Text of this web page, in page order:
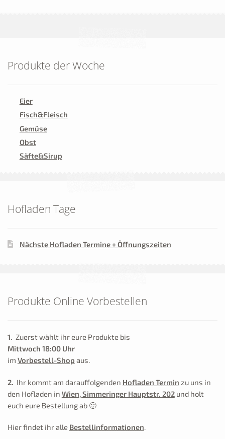
Produkte der Woche
Eier
Fisch&Fleisch
Gemüse
Obst
Säfte&Sirup
Hofladen Tage
Nächste Hofladen Termine + Öffnungszeiten
Produkte Online Vorbestellen
1.
Zuerst wählt ihr eure Produkte bis
Mittwoch 18:00 Uhr
im Vorbestell-Shop aus.
2. Ihr kommt am darauffolgenden Hofladen Termin zu uns in
den Hofladen in Wien, Simmeringer Hauptstr. 202und holt
euch eure Bestellung ab 🙂
Hier findet ihr alle Bestellinformationen.